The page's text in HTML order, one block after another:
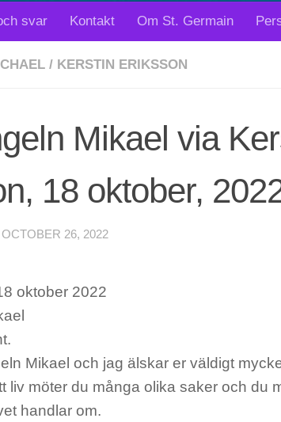
svar Kontakt Om St. Germain
/ KERSTIN ERIKSSON
Mikael via
18 oktober,
OCTOBER 26, 2022
oktober 2022
Mikael och jag älskar er väldigt
liv möter du många olika saker och du
handlar om.